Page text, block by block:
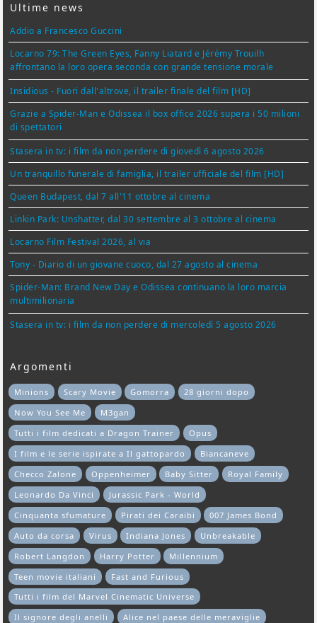
Ultime news
Addio a Francesco Guccini
Locarno 79: The Green Eyes, Fanny Liatard e Jérémy Trouilh
affrontano la loro opera seconda con grande tensione morale
Insidious - Fuori dall'altrove, il trailer finale del film [HD]
Grazie a Spider-Man e Odissea il box office 2026 supera i 50 milioni
di spettatori
Stasera in tv: i film da non perdere di giovedì 6 agosto 2026
Un tranquillo funerale di famiglia, il trailer ufficiale del film [HD]
Queen Budapest, dal 7 all'11 ottobre al cinema
Linkin Park: Unshatter, dal 30 settembre al 3 ottobre al cinema
Locarno Film Festival 2026, al via
Tony - Diario di un giovane cuoco, dal 27 agosto al cinema
Spider-Man: Brand New Day e Odissea continuano la loro marcia
multimilionaria
Stasera in tv: i film da non perdere di mercoledì 5 agosto 2026
Argomenti
Minions Scary Movie Gomorra
28 giorni dopo
Now You See Me
M3gan
Tutti i film dedicati a Dragon Trainer
Opus
I film e le serie ispirate a Il gattopardo
Biancaneve
Checco Zalone
Oppenheimer Baby Sitter
Royal Family
Leonardo Da Vinci
Jurassic Park - World
Cinquanta sfumature
Pirati dei Caraibi
007 James Bond
Auto da corsa
Virus Indiana Jones
Unbreakable
Robert Langdon
Harry Potter
Millennium
Teen movie italiani
Fast and Furious
Tutti i film del Marvel Cinematic Universe
Il signore degli anelli
Alice nel paese delle meraviglie